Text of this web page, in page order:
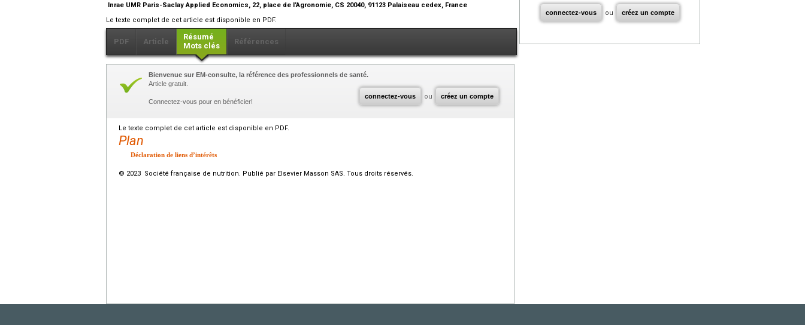
Inrae UMR Paris-Saclay Applied Economics, 22, place de l’Agronomie, CS 20040, 91123 Palaiseau cedex, France
Le texte complet de cet article est disponible en PDF.
PDF Article
Résumé
Mots clés
Références
connectez-vous ou créez un compte
Bienvenue sur EM-consulte, la référence des professionnels de santé.
Article gratuit.
Connectez-vous pour en bénéficier!
Le texte complet de cet article est disponible en PDF.
Plan
Déclaration de liens d’intérêts
© 2023 Société française de nutrition. Publié par Elsevier Masson SAS. Tous droits réservés.
connectez-vous ou créez un compte